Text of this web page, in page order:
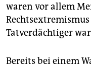
waren vor allem
Tatverdächtiger
Bereits bei einem